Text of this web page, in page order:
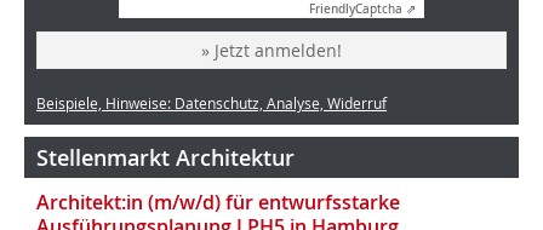
FriendlyCaptcha ⇗
» Jetzt anmelden!
Beispiele, Hinweise: Datenschutz, Analyse, Widerruf
Stellenmarkt Architektur
Architekt:in (m/w/d) für entwurfsstarke